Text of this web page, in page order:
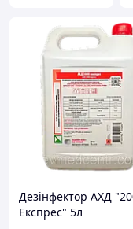
Дезінфектор АХД
Експрес" 5л